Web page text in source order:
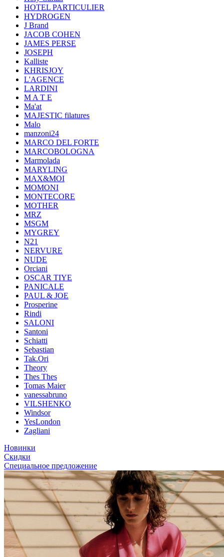
HOTEL PARTICULIER
HYDROGEN
J Brand
JACOB COHEN
JAMES PERSE
JOSEPH
Kalliste
KHRISJOY
L'AGENCE
LARDINI
M A T E
Ma'at
MAJESTIC filatures
Malo
manzoni24
MARCO DEL FORTE
MARCOBOLOGNA
Marmolada
MARYLING
MAX&MOI
MOMONI
MONTECORE
MOTHER
MRZ
MSGM
MYGREY
N21
NERVURE
NUDE
Orciani
OSCAR TIYE
PANICALE
PAUL & JOE
Prosperine
Rindi
SALONI
Santoni
Schiatti
Sebastian
Tak.Ori
Theory
Thes Thes
Tomas Maier
vanessabruno
VILSHENKO
Windsor
YesLondon
Zagliani
Новинки
Скидки
Специальное предложение